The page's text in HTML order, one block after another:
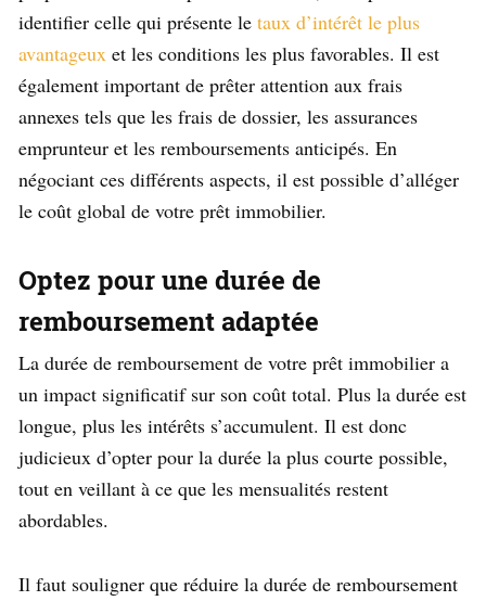
identifier celle qui présente le taux d’intérêt le plus
avantageux et les conditions les plus favorables. Il est
également important de prêter attention aux frais
annexes tels que les frais de dossier, les assurances
emprunteur et les remboursements anticipés. En
négociant ces différents aspects, il est possible d’alléger
le coût global de votre prêt immobilier.
Optez pour une durée de
remboursement adaptée
La durée de remboursement de votre prêt immobilier a
un impact significatif sur son coût total. Plus la durée est
longue, plus les intérêts s’accumulent. Il est donc
judicieux d’opter pour la durée la plus courte possible,
tout en veillant à ce que les mensualités restent
abordables.
Il faut souligner que réduire la durée de remboursement